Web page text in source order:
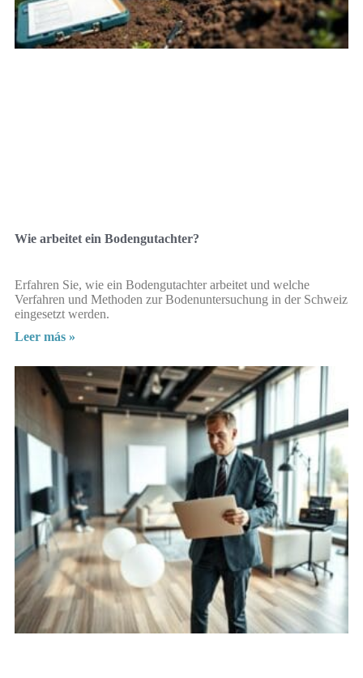
Wie arbeitet ein Bodengutachter?
Erfahren Sie, wie ein Bodengutachter arbeitet und welche
Verfahren und Methoden zur Bodenuntersuchung in der Schweiz
eingesetzt werden.
Leer más »